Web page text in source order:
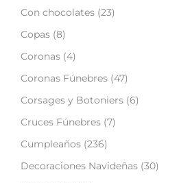
Con chocolates (23)
Copas (8)
Coronas (4)
Coronas Fúnebres (47)
Corsages y Botoniers (6)
Cruces Fúnebres (7)
Cumpleaños (236)
Decoraciones Navideñas (30)